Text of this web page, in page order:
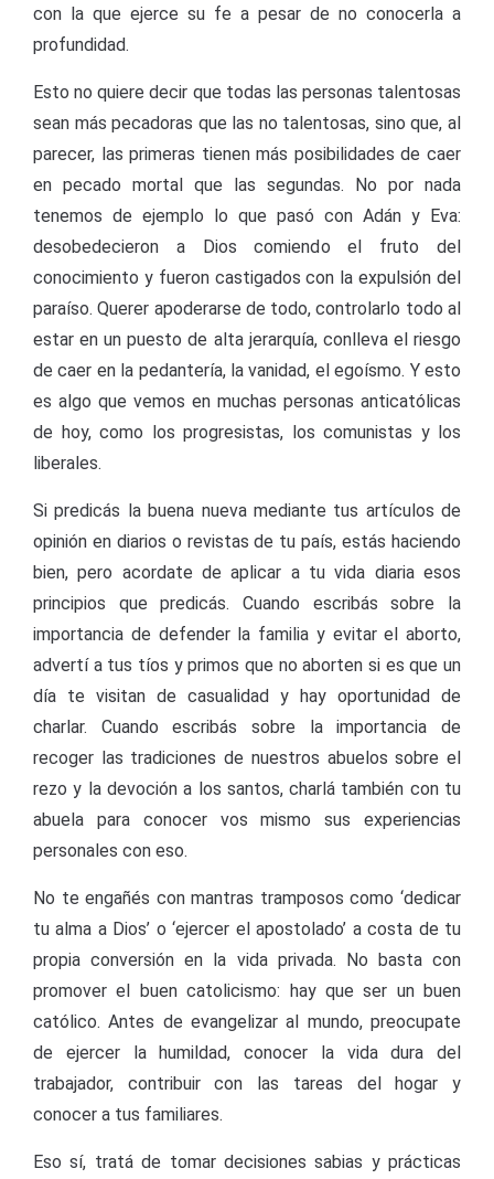
con la que ejerce su fe a pesar de no conocerla a
profundidad.
Esto no quiere decir que todas las personas talentosas
sean más pecadoras que las no talentosas, sino que, al
parecer, las primeras tienen más posibilidades de caer
en pecado mortal que las segundas. No por nada
tenemos de ejemplo lo que pasó con Adán y Eva:
desobedecieron a Dios comiendo el fruto del
conocimiento y fueron castigados con la expulsión del
paraíso. Querer apoderarse de todo, controlarlo todo al
estar en un puesto de alta jerarquía, conlleva el riesgo
de caer en la pedantería, la vanidad, el egoísmo. Y esto
es algo que vemos en muchas personas anticatólicas
de hoy, como los progresistas, los comunistas y los
liberales.
Si predicás la buena nueva mediante tus artículos de
opinión en diarios o revistas de tu país, estás haciendo
bien, pero acordate de aplicar a tu vida diaria esos
principios que predicás. Cuando escribás sobre la
importancia de defender la familia y evitar el aborto,
advertí a tus tíos y primos que no aborten si es que un
día te visitan de casualidad y hay oportunidad de
charlar. Cuando escribás sobre la importancia de
recoger las tradiciones de nuestros abuelos sobre el
rezo y la devoción a los santos, charlá también con tu
abuela para conocer vos mismo sus experiencias
personales con eso.
No te engañés con mantras tramposos como ‘dedicar
tu alma a Dios’ o ‘ejercer el apostolado’ a costa de tu
propia conversión en la vida privada. No basta con
promover el buen catolicismo: hay que ser un buen
católico. Antes de evangelizar al mundo, preocupate
de ejercer la humildad, conocer la vida dura del
trabajador, contribuir con las tareas del hogar y
conocer a tus familiares.
Eso sí, tratá de tomar decisiones sabias y prácticas